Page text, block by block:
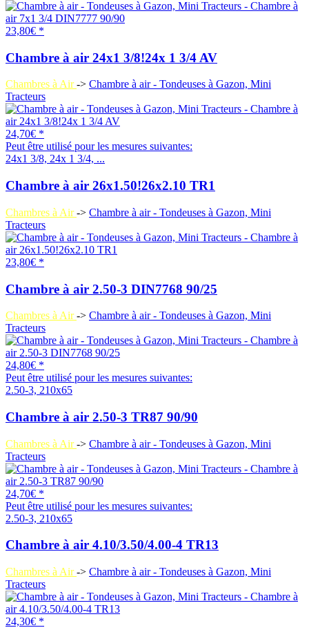
23,80€ *
Chambre à air 24x1 3/8!24x 1 3/4 AV
Chambres à Air-> Chambre à air - Tondeuses à Gazon, Mini
Tracteurs
24,70€ *
Peut être utilisé pour les mesures suivantes:
24x1 3/8, 24x 1 3/4, ...
Chambre à air 26x1.50!26x2.10 TR1
Chambres à Air-> Chambre à air - Tondeuses à Gazon, Mini
Tracteurs
23,80€ *
Chambre à air 2.50-3 DIN7768 90/25
Chambres à Air-> Chambre à air - Tondeuses à Gazon, Mini
Tracteurs
24,80€ *
Peut être utilisé pour les mesures suivantes:
2.50-3, 210x65
Chambre à air 2.50-3 TR87 90/90
Chambres à Air-> Chambre à air - Tondeuses à Gazon, Mini
Tracteurs
24,70€ *
Peut être utilisé pour les mesures suivantes:
2.50-3, 210x65
Chambre à air 4.10/3.50/4.00-4 TR13
Chambres à Air-> Chambre à air - Tondeuses à Gazon, Mini
Tracteurs
24,30€ *